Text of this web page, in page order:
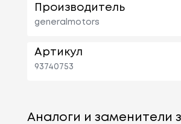
Производитель
generalmotors
Артикул
93740753
Аналоги и заменители